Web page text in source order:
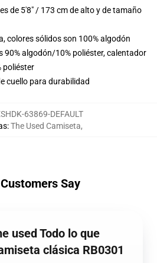
de 5'8" / 173 cm de alto y de tamaño
colores sólidos son 100% algodón
90% algodón/10% poliéster, calentador
poliéster
cuello para durabilidad
63869-DEFAULT
:The Used Camiseta,
Say
used Todo lo que
clásica RB0301